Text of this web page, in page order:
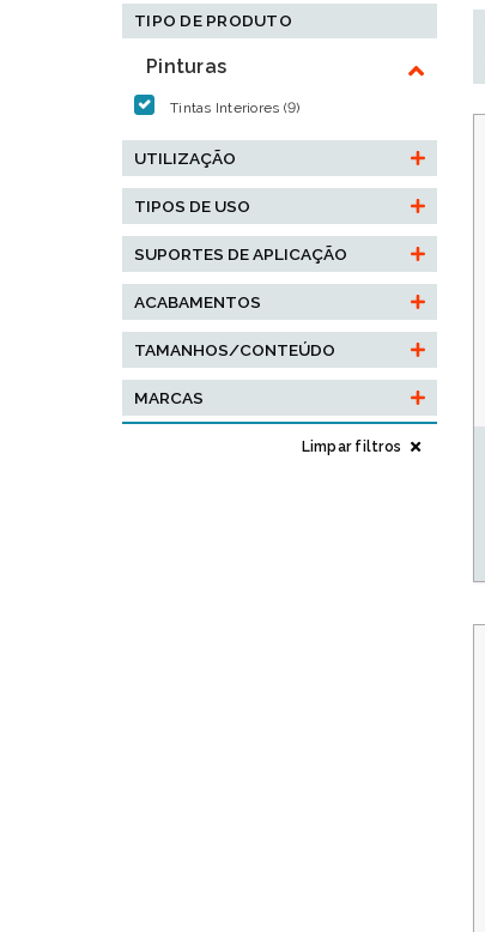
TIPO DE PRODUTO
Pinturas
Tintas Interiores (9)
UTILIZAÇÃO
TIPOS DE USO
SUPORTES DE APLICAÇÃO
ACABAMENTOS
TAMANHOS/CONTEÚDO
MARCAS
Limpar filtros